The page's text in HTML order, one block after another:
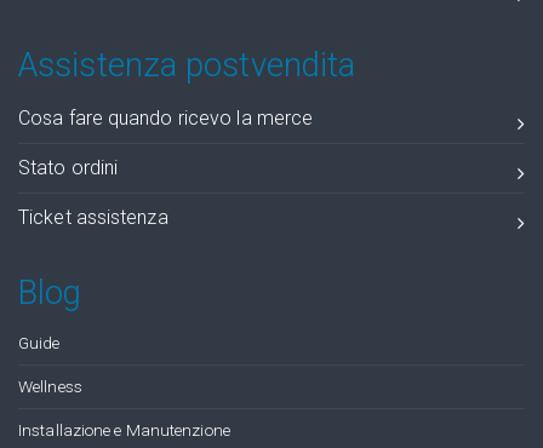
Assistenza postvendita
Cosa fare quando ricevo la merce
Stato ordini
Ticket assistenza
Blog
Guide
Wellness
Installazione e Manutenzione